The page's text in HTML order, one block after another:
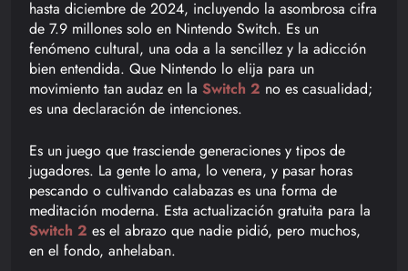
hasta diciembre de 2024, incluyendo la asombrosa cifra
de 7.9 millones solo en Nintendo Switch. Es un
fenómeno cultural, una oda a la sencillez y la adicción
bien entendida. Que Nintendo lo elija para un
movimiento tan audaz en la Switch 2 no es casualidad;
es una declaración de intenciones.
Es un juego que trasciende generaciones y tipos de
jugadores. La gente lo ama, lo venera, y pasar horas
pescando o cultivando calabazas es una forma de
meditación moderna. Esta actualización gratuita para la
Switch 2 es el abrazo que nadie pidió, pero muchos,
en el fondo, anhelaban.